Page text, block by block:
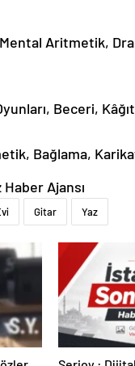
Mental Aritmetik,
Beceri,
Bağlama,
Ajansı
Gitar Yaz